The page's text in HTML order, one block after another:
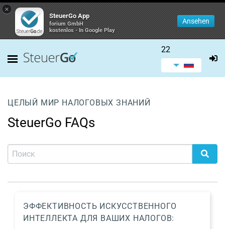
×
SteuerGo App
forium GmbH
kostenlos - In Google Play
Ansehen
22
ЦЕЛЫЙ МИР НАЛОГОВЫХ ЗНАНИЙ
SteuerGo FAQs
ЭФФЕКТИВНОСТЬ ИСКУССТВЕННОГО
ИНТЕЛЛЕКТА ДЛЯ ВАШИХ НАЛОГОВ: